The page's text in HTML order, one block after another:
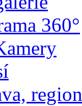
360°
region